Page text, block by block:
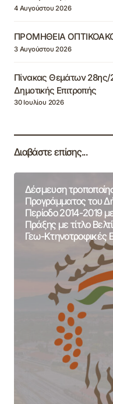
4 Αυγούστου 2026
ΠΡΟΜΗΘΕΙΑ
3 Αυγούστου 2026
Πίνακας Θεμάτων
Δημοτικής Επιτροπής
30 Ιουλίου 2026
Διαβάστε επίσης...
Δέσμευση
Προγράμματος του
Περίοδο 2014-2019
Πράξης με τίτλο
Γεω-Κτηνοτροφικές